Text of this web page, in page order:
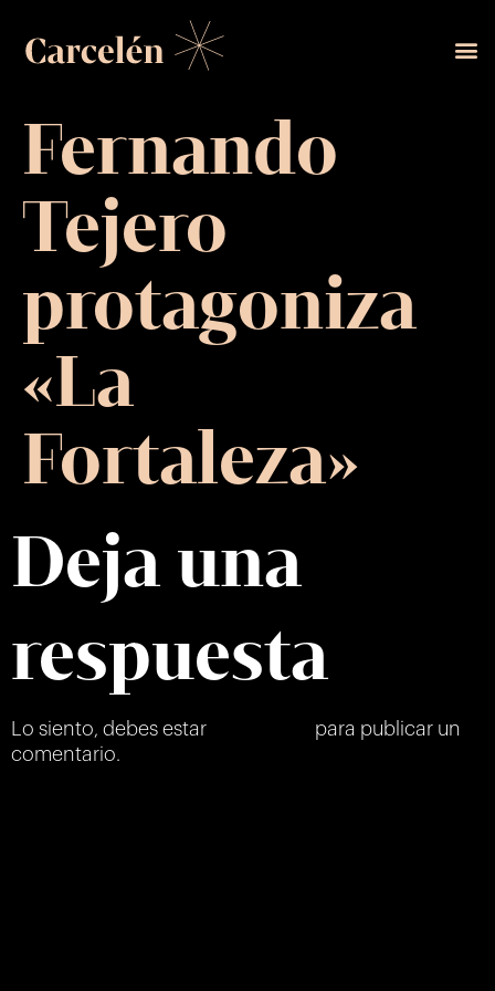
Fernando
Tejero
protagoniza
«La
Fortaleza»
Deja una
respuesta
Lo siento, debes estar
para publicar un
comentario.